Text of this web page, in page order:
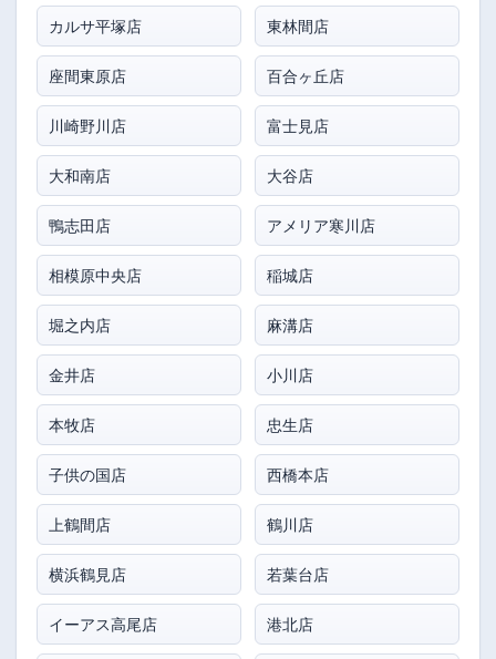
カルサ平塚店 東林間店
座間東原店 百合ヶ丘店
川崎野川店 富士見店
大和南店 大谷店
鴨志田店 アメリア寒川店
相模原中央店 稲城店
堀之内店 麻溝店
金井店 小川店
本牧店 忠生店
子供の国店 西橋本店
上鶴間店 鶴川店
横浜鶴見店 若葉台店
イーアス高尾店 港北店